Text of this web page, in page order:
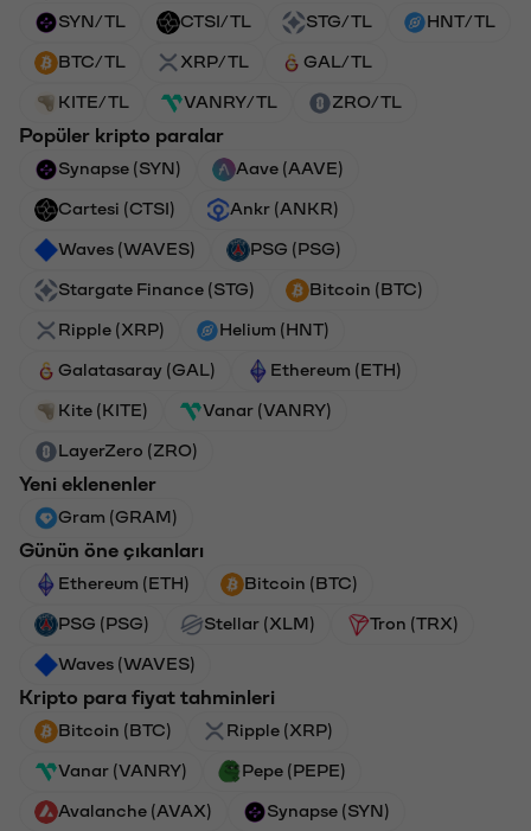
SYN/TL CTSI/TL STG/TL HNT/TL
BTC/TL XRP/TL GAL/TL
KITE/TL VANRY/TL ZRO/TL
Popüler kripto paralar
Synapse (SYN) Aave (AAVE)
Cartesi (CTSI) Ankr (ANKR)
Waves (WAVES) PSG (PSG)
Stargate Finance (STG) Bitcoin (BTC)
Ripple (XRP) Helium (HNT)
Galatasaray (GAL) Ethereum (ETH)
Kite (KITE) Vanar (VANRY)
LayerZero (ZRO)
Yeni eklenenler
Gram (GRAM)
Günün öne çıkanları
Ethereum (ETH) Bitcoin (BTC)
PSG (PSG) Stellar (XLM) Tron (TRX)
Waves (WAVES)
Kripto para fiyat tahminleri
Bitcoin (BTC) Ripple (XRP)
Vanar (VANRY) Pepe (PEPE)
Avalanche (AVAX) Synapse (SYN)